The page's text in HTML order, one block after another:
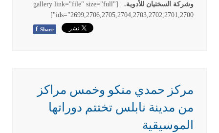
وشركة السختيان للأدوية.
[gallery link="file" size="full"
ids="2699,2706,2705,2704,2703,2702,2701,2700"]
f Share
مركز حمدي منكو وخمس مراكز
من مدينة نابلس تختتم دوراتها
الموسيقية